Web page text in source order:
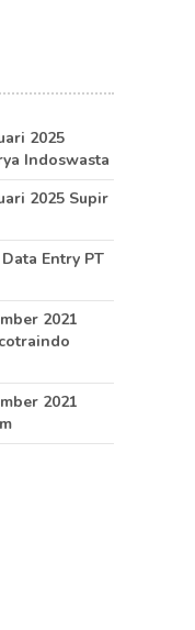
2025
Indoswasta
2025 Supir
Entry PT
2021
2021